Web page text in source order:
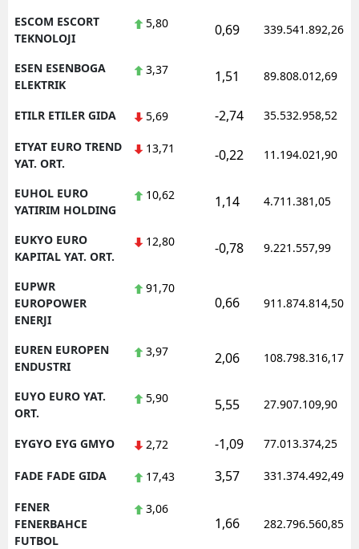
ESCOM ESCORT
TEKNOLOJI
5,80 0,69 339.541.892,26
ESEN ESENBOGA
ELEKTRIK
3,37 1,51 89.808.012,69
ETILR ETILER GIDA 5,69 -2,74 35.532.958,52
ETYAT EURO TREND
YAT. ORT.
13,71 -0,22 11.194.021,90
EUHOL EURO
YATIRIM HOLDING
10,62 1,14 4.711.381,05
EUKYO EURO
KAPITAL YAT. ORT.
12,80 -0,78 9.221.557,99
EUPWR
EUROPOWER
ENERJI
91,70
0,66 911.874.814,50
EUREN EUROPEN
ENDUSTRI
3,97 2,06 108.798.316,17
EUYO EURO YAT.
ORT.
5,90 5,55 27.907.109,90
EYGYO EYG GMYO 2,72 -1,09 77.013.374,25
FADE FADE GIDA 17,43 3,57 331.374.492,49
FENER
FENERBAHCE
FUTBOL
3,06
1,66 282.796.560,85